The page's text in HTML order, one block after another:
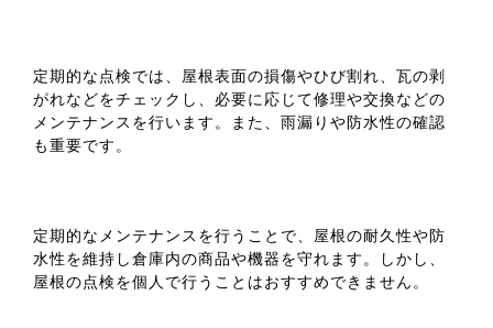
定期的な点検では、屋根表面の損傷やひび割れ、瓦の剥
がれなどをチェックし、必要に応じて修理や交換などの
メンテナンスを行います。また、雨漏りや防水性の確認
も重要です。
定期的なメンテナンスを行うことで、屋根の耐久性や防
水性を維持し倉庫内の商品や機器を守れます。しかし、
屋根の点検を個人で行うことはおすすめできません。